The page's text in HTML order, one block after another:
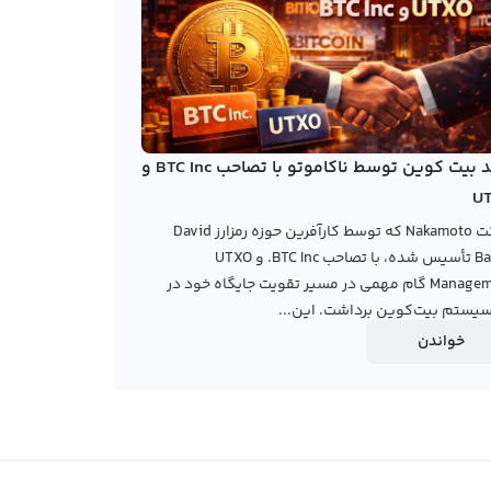
خرید بیت کوین توسط ناکاموتو با تصاحب BTC Inc و
شرکت Nakamoto که توسط کارآفرین حوزه رمزارز David
Bailey تأسیس شده، با تصاحب BTC Inc. و UTXO
Management گام مهمی در مسیر تقویت جایگاه خود در
بیت‌کوین برداشت. این...
خواندن